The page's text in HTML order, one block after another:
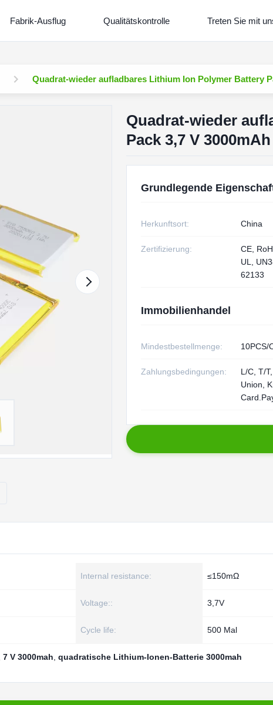
Fabrik-Ausflug Qualitätskontrolle Treten Sie mit
Quadrat-wieder aufladbares Lithium Ion Polymer Battery
Quadrat-wieder
Pack 3,7 V
Grundlegende
Herkunftsort: China
Zertifizierung:
CE,
UL,
62133
Immobilienhandel
Mindestbestellmenge: 10PCS/
Zahlungsbedingungen:
L/C, T/
Union,
Internal resistance: ≤150mΩ
Voltage:: 3,7V
Cycle life: 500 Mal
7 V 3000mah quadratische Lithium-Ionen-Batterie 3000mah